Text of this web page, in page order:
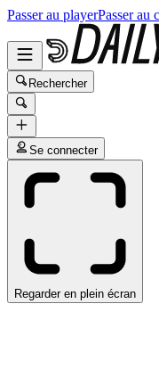
Passer au playerPasser au
Rechercher
Se connecter
Regarder en plein écran